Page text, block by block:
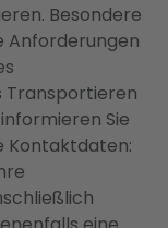
Besondere
Anforderungen
Transportieren
Sie
Kontaktdaten: